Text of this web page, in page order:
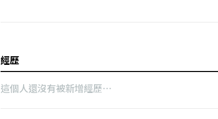
經歷
這個人還沒有被新增經歷⋯